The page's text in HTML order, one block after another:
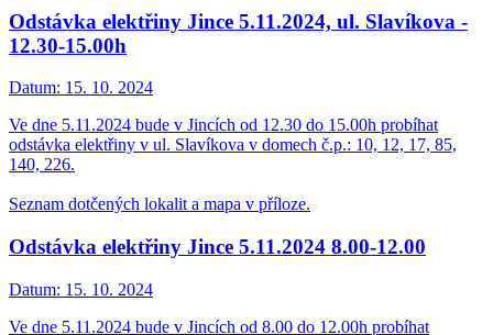
Odstávka elektřiny Jince 5.11.2024, ul. Slavíkova -
12.30-15.00h
Datum: 15. 10. 2024
Ve dne 5.11.2024 bude v Jincích od 12.30 do 15.00h probíhat
odstávka elektřiny v ul. Slavíkova v domech č.p.: 10, 12, 17, 85,
140, 226.
Seznam dotčených lokalit a mapa v příloze.
Odstávka elektřiny Jince 5.11.2024 8.00-12.00
Datum: 15. 10. 2024
Ve dne 5.11.2024 bude v Jincích od 8.00 do 12.00h probíhat